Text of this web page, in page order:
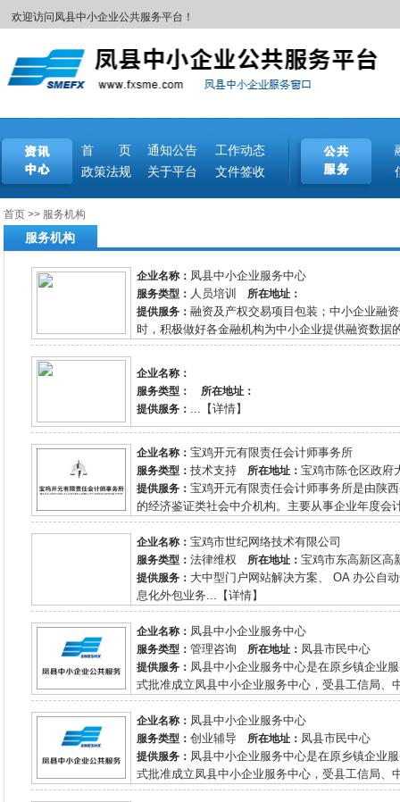
欢迎访问凤县中小企业公共服务平台！
首 页 通知公告 工作动态
政策法规
关于平台 文件签收
首页>> 服务机构
服务机构
企业名称： 凤县中小企业服务中心
服务类型： 人员培训
所在地址：
提供服务： 融资及产权交易项目包装；中小企业融
时，积极做好各金融机构为中小企业提供融资数据
企业名称：
服务类型：
所在地址：
提供服务： ...【详情】
企业名称： 宝鸡开元有限责任会计师事务所
服务类型： 技术支持 所在地址： 宝鸡市陈仓区政府
提供服务： 宝鸡开元有限责任会计师事务所是由陕
的经济鉴证类社会中介机构。主要从事企业年度会
企业名称： 宝鸡市世纪网络技术有限公司
服务类型： 法律维权 所在地址： 宝鸡市东高新区高
提供服务： 大中型门户网站解决方案、 OA 办公自
息化外包业务...【详情】
企业名称： 凤县中小企业服务中心
服务类型： 管理咨询 所在地址： 凤县市民中心
提供服务： 凤县中小企业服务中心是在原乡镇企业
式批准成立凤县中小企业服务中心，受县工信局、
企业名称： 凤县中小企业服务中心
服务类型： 创业辅导 所在地址： 凤县市民中心
提供服务： 凤县中小企业服务中心是在原乡镇企业
式批准成立凤县中小企业服务中心，受县工信局、